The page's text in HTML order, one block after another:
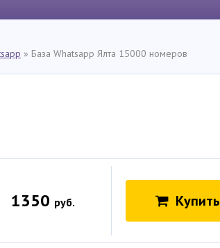
» База Whatsapp Ялта 15000 номеров
1350 руб. Купить